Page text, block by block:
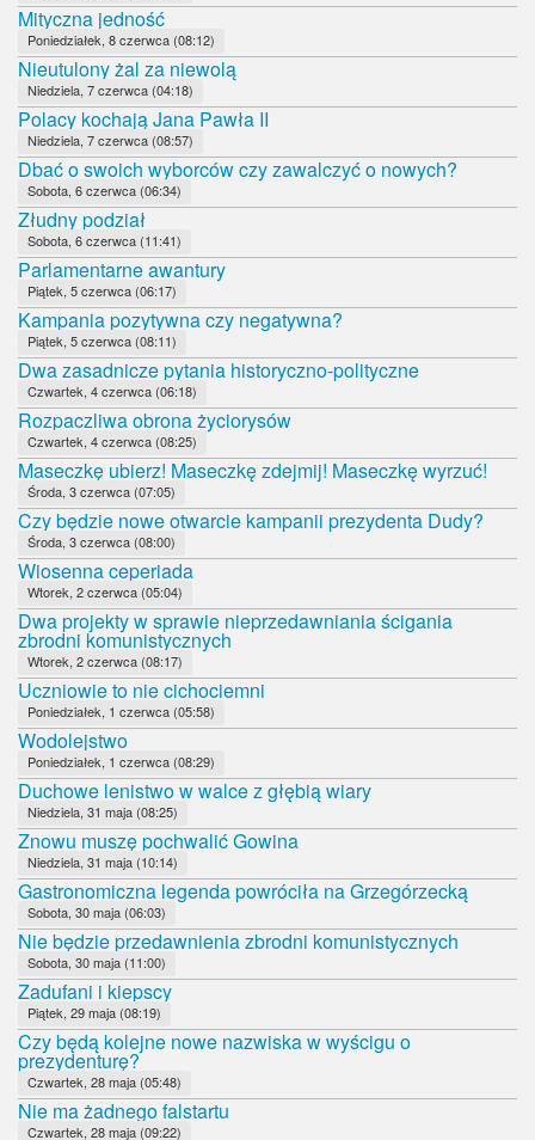
Mityczna jedność
Poniedziałek, 8 czerwca (08:12)
Nieutulony żal za niewolą
Niedziela, 7 czerwca (04:18)
Polacy kochają Jana Pawła II
Niedziela, 7 czerwca (08:57)
Dbać o swoich wyborców czy zawalczyć o nowych?
Sobota, 6 czerwca (06:34)
Złudny podział
Sobota, 6 czerwca (11:41)
Parlamentarne awantury
Piątek, 5 czerwca (06:17)
Kampania pozytywna czy negatywna?
Piątek, 5 czerwca (08:11)
Dwa zasadnicze pytania historyczno-polityczne
Czwartek, 4 czerwca (06:18)
Rozpaczliwa obrona życiorysów
Czwartek, 4 czerwca (08:25)
Maseczkę ubierz! Maseczkę zdejmij! Maseczkę wyrzuć!
Środa, 3 czerwca (07:05)
Czy będzie nowe otwarcie kampanii prezydenta Dudy?
Środa, 3 czerwca (08:00)
Wiosenna ceperiada
Wtorek, 2 czerwca (05:04)
Dwa projekty w sprawie nieprzedawniania ścigania
zbrodni komunistycznych
Wtorek, 2 czerwca (08:17)
Uczniowie to nie cichociemni
Poniedziałek, 1 czerwca (05:58)
Wodolejstwo
Poniedziałek, 1 czerwca (08:29)
Duchowe lenistwo w walce z głębią wiary
Niedziela, 31 maja (08:25)
Znowu muszę pochwalić Gowina
Niedziela, 31 maja (10:14)
Gastronomiczna legenda powróciła na Grzegórzecką
Sobota, 30 maja (06:03)
Nie będzie przedawnienia zbrodni komunistycznych
Sobota, 30 maja (11:00)
Zadufani i kiepscy
Piątek, 29 maja (08:19)
Czy będą kolejne nowe nazwiska w wyścigu o
prezydenturę?
Czwartek, 28 maja (05:48)
Nie ma żadnego falstartu
Czwartek, 28 maja (09:22)